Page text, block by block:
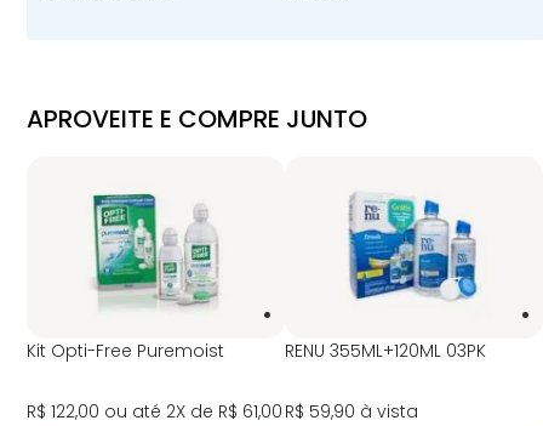
APROVEITE E COMPRE JUNTO
Kit Opti-Free Puremoist
R$ 122,00 ou até 2X de R$ 61,00
RENU 355ML+120ML 03PK
R$ 59,90 à vista